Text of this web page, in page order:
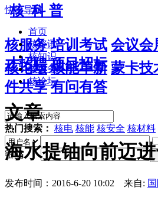
核 科 普
核服务 培训考试 会议会
才招聘 项目招标
核论坛 核能革新 蒙卡技
件共享 有问有答
热门搜索： 核电 核能 核安全 核材料
密码
快捷导航
首页
核资讯
核知识
核服务
核论坛
文章
海水提铀向前迈
发布时间：2016-6-20 10:02 来自: